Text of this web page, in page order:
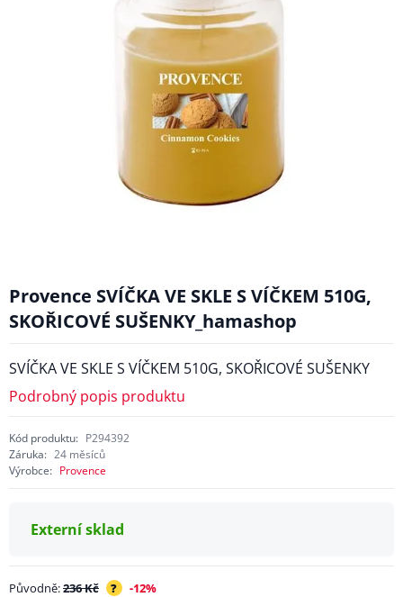
Provence SVÍČKA VE SKLE S VÍČKEM 510G,
SKOŘICOVÉ SUŠENKY_hamashop
SVÍČKA VE SKLE S VÍČKEM 510G, SKOŘICOVÉ SUŠENKY
Podrobný popis produktu
Kód produktu: P294392
Záruka: 24 měsíců
Výrobce: Provence
Externí sklad
Původně:236 Kč ? -12%